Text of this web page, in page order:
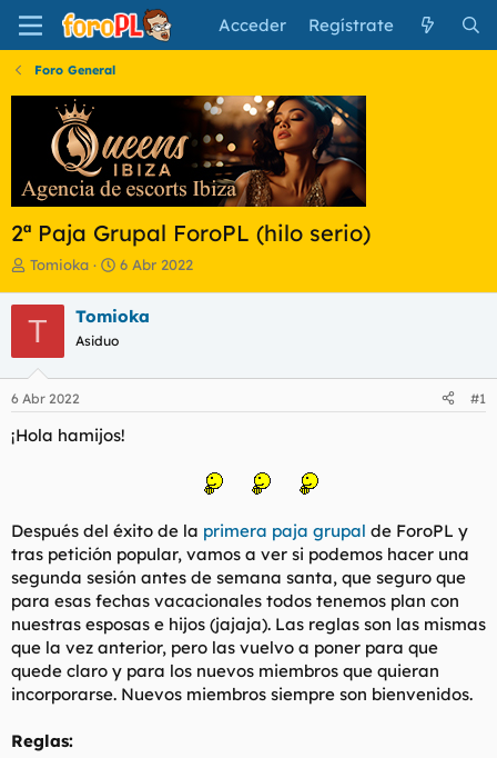
Acceder Regístrate
Foro General
2ª Paja Grupal ForoPL (hilo serio)
I
i
c
a
d
o
d
m
a
Tomioka
F
h
e
i
6 Abr 2022
T Tomioka
Asiduo
6 Abr 2022 #1
¡Hola hamijos!
Después del éxito de la primera paja grupal de ForoPL y
tras petición popular, vamos a ver si podemos hacer una
segunda sesión antes de semana santa, que seguro que
para esas fechas vacacionales todos tenemos plan con
nuestras esposas e hijos (jajaja). Las reglas son las mismas
que la vez anterior, pero las vuelvo a poner para que
quede claro y para los nuevos miembros que quieran
incorporarse. Nuevos miembros siempre son bienvenidos.
Reglas: